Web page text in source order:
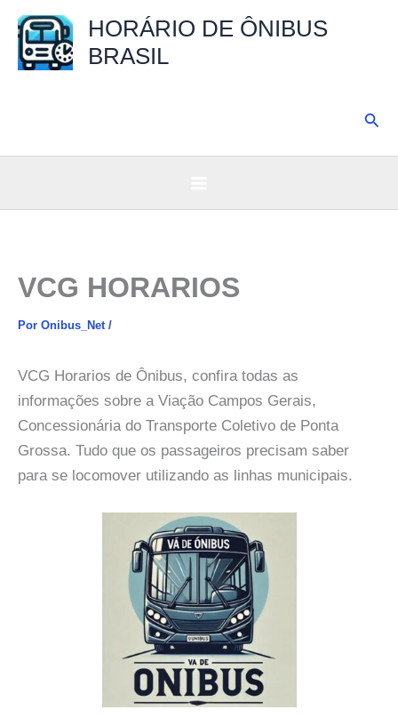
para
HORÁRIO DE ÔNIBUS
BRASIL
VCG HORARIOS
Por Onibus_Net /
VCG Horarios de Ônibus, confira todas as
informações sobre a Viação Campos Gerais,
Concessionária do Transporte Coletivo de Ponta
Grossa. Tudo que os passageiros precisam saber
para se locomover utilizando as linhas municipais.